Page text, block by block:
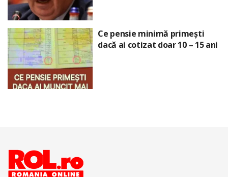
Ce pensie minimă primești
dacă ai cotizat doar 10 – 15 ani